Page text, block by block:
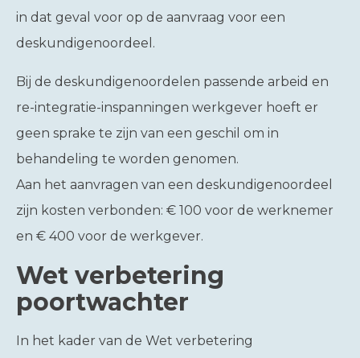
in dat geval voor op de aanvraag voor een
deskundigenoordeel.
Bij de deskundigenoordelen passende arbeid en
re-integratie-inspanningen werkgever hoeft er
geen sprake te zijn van een geschil om in
behandeling te worden genomen.
Aan het aanvragen van een deskundigenoordeel
zijn kosten verbonden: € 100 voor de werknemer
en € 400 voor de werkgever.
Wet verbetering
poortwachter
In het kader van de Wet verbetering